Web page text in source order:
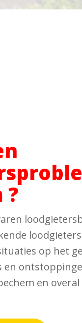
?
op het
en
en overal